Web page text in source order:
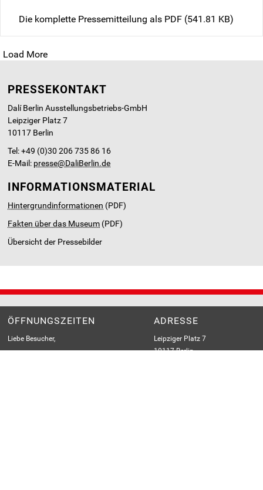
Die komplette Pressemitteilung als PDF (541.81 KB)
Load More
PRESSEKONTAKT
Dalí Berlin Ausstellungsbetriebs-GmbH
Leipziger Platz 7
10117 Berlin
Tel: +49 (0)30 206 735 86 16
E-Mail: presse@DaliBerlin.de
INFORMATIONSMATERIAL
Hintergrundinformationen (PDF)
Fakten über das Museum (PDF)
Übersicht der Pressebilder
ÖFFNUNGSZEITEN
Liebe Besucher,
ADRESSE
Leipziger Platz 7
10117 Berlin